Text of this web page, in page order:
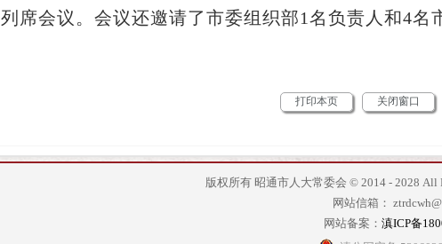
列席会议。会议还邀请了市委组织部1名负责人和4名
打印本页 关闭窗口
版权所有 昭通市人大常委会 © 2014 - 2028 All
网站信箱：
网站备案： 滇ICP备